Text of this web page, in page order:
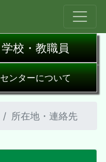
学校・教職員
センターについて
所在地・連絡先